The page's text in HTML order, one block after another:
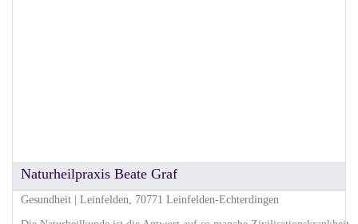
Naturheilpraxis Beate Graf
Gesundheit | Leinfelden, 70771 Leinfelden-Echterdingen